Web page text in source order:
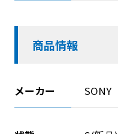
商品情報
メーカー SONY